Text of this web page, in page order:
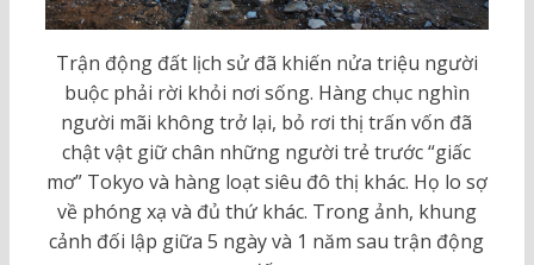
Trận động đất lịch sử đã khiến nửa triệu người
buộc phải rời khỏi nơi sống. Hàng chục nghìn
người mãi không trở lại, bỏ rơi thị trấn vốn đã
chật vật giữ chân những người trẻ trước “giấc
mơ” Tokyo và hàng loạt siêu đô thị khác. Họ lo sợ
về phóng xạ và đủ thứ khác. Trong ảnh, khung
cảnh đối lập giữa 5 ngày và 1 năm sau trận động